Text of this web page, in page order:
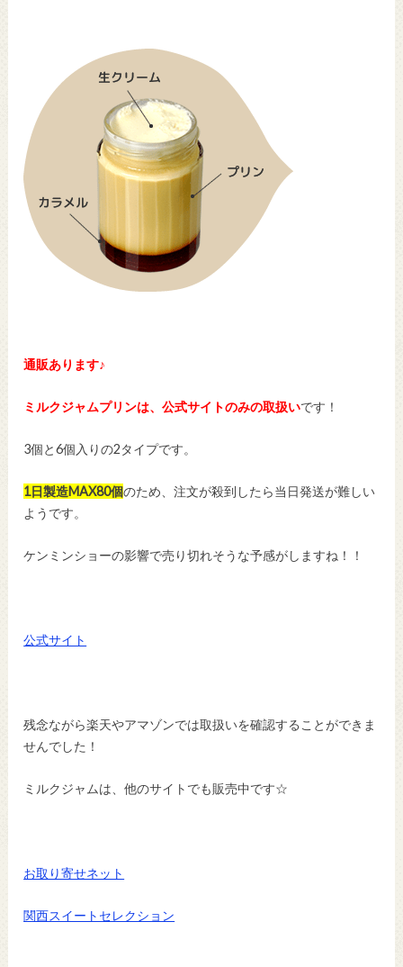
通販あります♪
ミルクジャムプリンは、公式サイトのみの取扱いです！
3個と6個入りの2タイプです。
1日製造MAX80個のため、注文が殺到したら当日発送が難しい
ようです。
ケンミンショーの影響で売り切れそうな予感がしますね！！
公式サイト
残念ながら楽天やアマゾンでは取扱いを確認することができま
せんでした！
ミルクジャムは、他のサイトでも販売中です☆
お取り寄せネット
関西スイートセレクション